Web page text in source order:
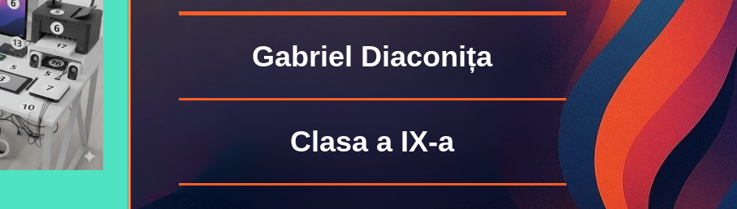
Gabriel Diaconița
Clasa a IX-a